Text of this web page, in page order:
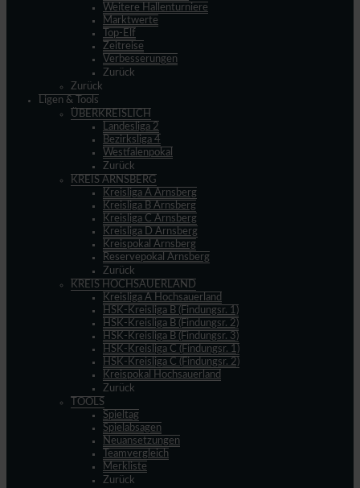
Weitere Hallenturniere
Marktwerte
Top-Elf
Zeitreise
Verbesserungen
Zurück
Zurück
Ligen & Tools
ÜBERKREISLICH
Landesliga 2
Bezirksliga 4
Westfalenpokal
Zurück
KREIS ARNSBERG
Kreisliga A Arnsberg
Kreisliga B Arnsberg
Kreisliga C Arnsberg
Kreisliga D Arnsberg
Kreispokal Arnsberg
Reservepokal Arnsberg
Zurück
KREIS HOCHSAUERLAND
Kreisliga A Hochsauerland
HSK-Kreisliga B (Findungsr. 1)
HSK-Kreisliga B (Findungsr. 2)
HSK-Kreisliga B (Findungsr. 3)
HSK-Kreisliga C (Findungsr. 1)
HSK-Kreisliga C (Findungsr. 2)
Kreispokal Hochsauerland
Zurück
TOOLS
Spieltag
Spielabsagen
Neuansetzungen
Teamvergleich
Merkliste
Zurück